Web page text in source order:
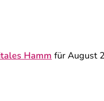
Hamm für August